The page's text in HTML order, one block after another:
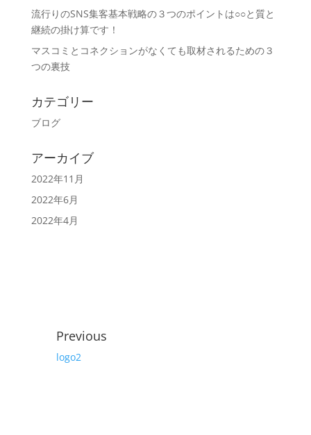
流行りのSNS集客基本戦略の３つのポイントは○○と質と
継続の掛け算です！
マスコミとコネクションがなくても取材されるための３
つの裏技
カテゴリー
ブログ
アーカイブ
2022年11月
2022年6月
2022年4月
Previous
logo2